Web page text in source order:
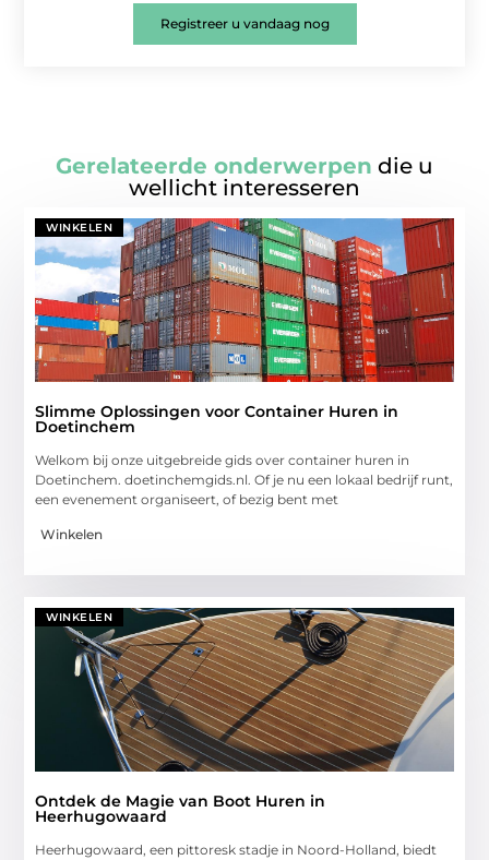
Registreer u vandaag nog
Gerelateerde onderwerpen die u
wellicht interesseren
WINKELEN
Slimme Oplossingen voor Container Huren in
Doetinchem
Welkom bij onze uitgebreide gids over container huren in
Doetinchem. doetinchemgids.nl. Of je nu een lokaal bedrijf runt,
een evenement organiseert, of bezig bent met
Winkelen
WINKELEN
Ontdek de Magie van Boot Huren in
Heerhugowaard
Heerhugowaard, een pittoresk stadje in Noord-Holland, biedt